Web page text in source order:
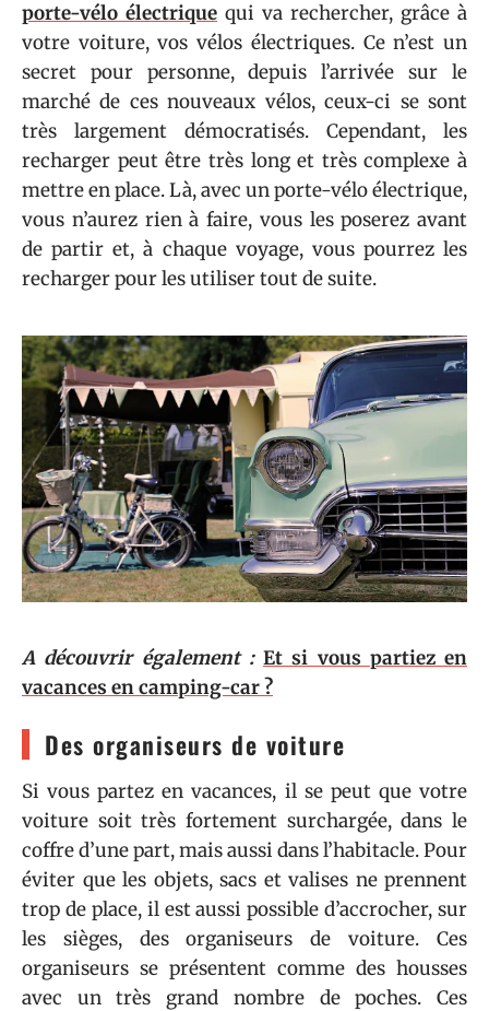
porte-vélo électrique qui va rechercher, grâce à
votre voiture, vos vélos électriques. Ce n’est un
secret pour personne, depuis l’arrivée sur le
marché de ces nouveaux vélos, ceux-ci se sont
très largement démocratisés. Cependant, les
recharger peut être très long et très complexe à
mettre en place. Là, avec un porte-vélo électrique,
vous n’aurez rien à faire, vous les poserez avant
de partir et, à chaque voyage, vous pourrez les
recharger pour les utiliser tout de suite.
A découvrir également : Et si vous partiez en
vacances en camping-car ?
Des organiseurs de voiture
Si vous partez en vacances, il se peut que votre
voiture soit très fortement surchargée, dans le
coffre d’une part, mais aussi dans l’habitacle. Pour
éviter que les objets, sacs et valises ne prennent
trop de place, il est aussi possible d’accrocher, sur
les sièges, des organiseurs de voiture. Ces
organiseurs se présentent comme des housses
avec un très grand nombre de poches. Ces